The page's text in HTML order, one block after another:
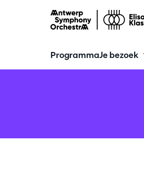
ProgrammaJe bezoek